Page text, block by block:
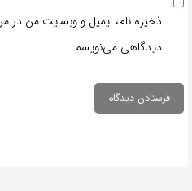
ذخیره نام، ایمیل و وبسایت من در
دیدگاهی می‌نویسم.